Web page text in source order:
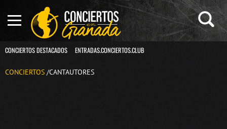
CONCIERTOS DESTACADOS ENTRADAS.CONCIERTOS.CLUB
CONCIERTOS /CANTAUTORES